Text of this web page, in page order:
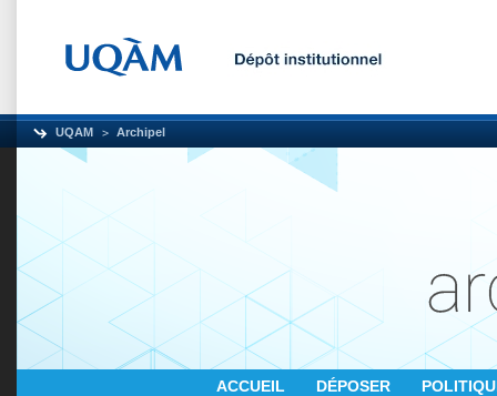
UQAM Archipel
ACCUEIL DÉPOSER